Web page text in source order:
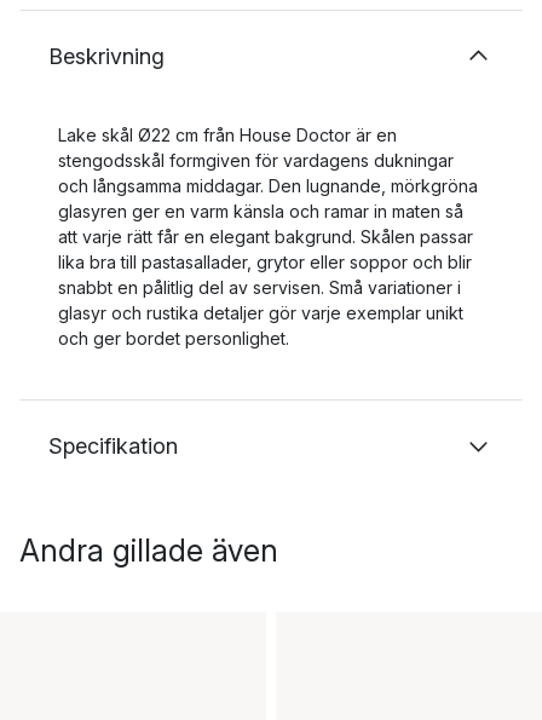
Beskrivning
Lake skål Ø22 cm från House Doctor är en
stengodsskål formgiven för vardagens dukningar
och långsamma middagar. Den lugnande, mörkgröna
glasyren ger en varm känsla och ramar in maten så
att varje rätt får en elegant bakgrund. Skålen passar
lika bra till pastasallader, grytor eller soppor och blir
snabbt en pålitlig del av servisen. Små variationer i
glasyr och rustika detaljer gör varje exemplar unikt
och ger bordet personlighet.
Specifikation
Andra gillade även